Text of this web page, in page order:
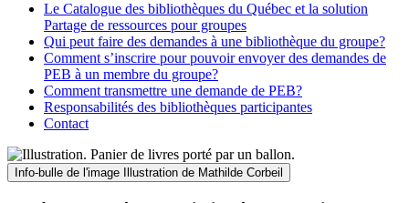
Le Catalogue des bibliothèques du Québec et la solution
Partage de ressources pour groupes
Qui peut faire des demandes à une bibliothèque du groupe?
Comment s’inscrire pour pouvoir envoyer des demandes de
PEB à un membre du groupe?
Comment transmettre une demande de PEB?
Responsabilités des bibliothèques participantes
Contact
Info-bulle de l'image Illustration de Mathilde Corbeil